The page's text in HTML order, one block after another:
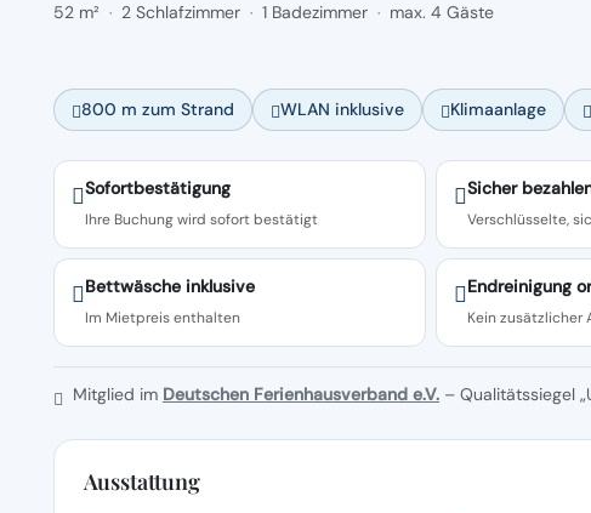
52 m² · 2 Schlafzimmer · 1 Badezimmer · max. 4 Gäste
800 m zum Strand WLAN inklusive Klimaanlage
Sofortbestätigung
Ihre Buchung wird sofort bestätigt
Sicher
Verschlüsselte,
Bettwäsche inklusive
Im Mietpreis enthalten
Endreinigung
Kein zusätzlicher
Mitglied im Deutschen Ferienhausverband e.V. – Qualitätssiegel
Ausstattung